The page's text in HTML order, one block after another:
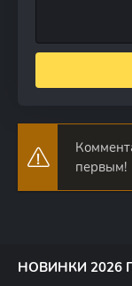
первым!
НОВИНКИ 2026